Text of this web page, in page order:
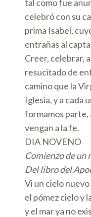
tal como fue
celebró con su
prima Isabel,
entrañas al
Creer, celebrar,
resucitado de
camino que la
Iglesia, y a cada
formamos parte,
vengan a la fe.
DIA NOVENO
Comienzo de un
Del libro del
Vi un cielo
el pómez cielo y
y el mar ya no